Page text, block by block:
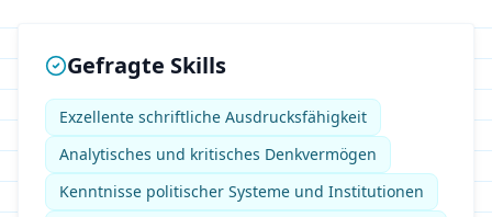
Gefragte Skills
Exzellente schriftliche Ausdrucksfähigkeit
Analytisches und kritisches Denkvermögen
Kenntnisse politischer Systeme und Institutionen